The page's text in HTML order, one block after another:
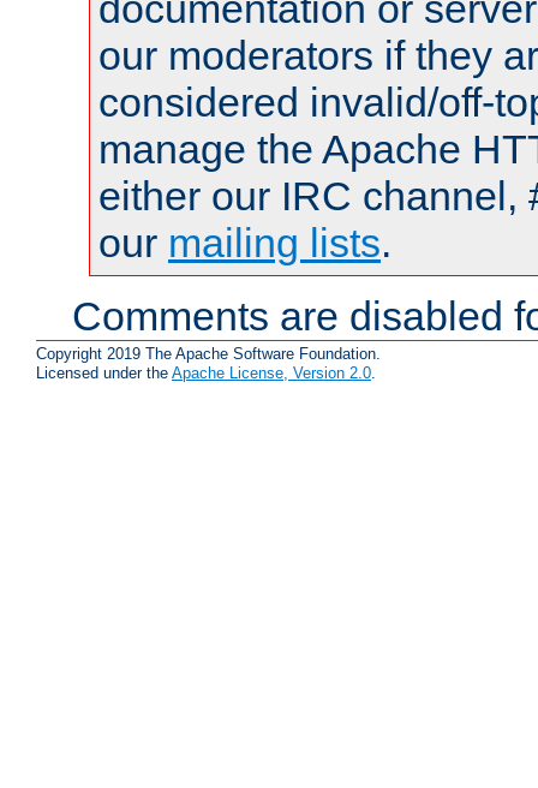
our moderators if they
considered invalid/off-
manage the Apache
either our IRC channel,
our mailing lists.
Comments are disabled
Copyright 2019 The Apache Software Foundation.
Licensed under the Apache License, Version 2.0